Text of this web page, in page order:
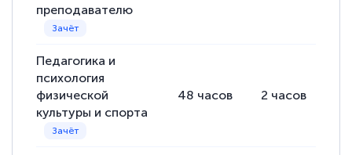
преподавателю
Педагогика и
психология
физической
культуры и спорта
48 часов 2 часов